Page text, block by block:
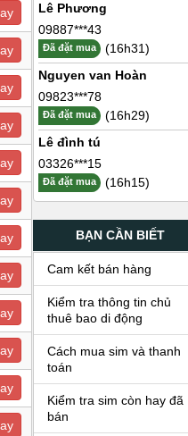
Lê Phương
09887***43
Đã đặt mua
(16h31)
Nguyen van Hoàn
09823***78
Đã đặt mua
(16h29)
Lê đình tú
03326***15
Đã đặt mua (16h15)
BẠN CẦN BIẾT
Cam kết bán hàng
Kiểm tra thông tin chủ
thuê bao di động
Cách mua sim và thanh
toán
Kiểm tra sim còn hay đã
bán